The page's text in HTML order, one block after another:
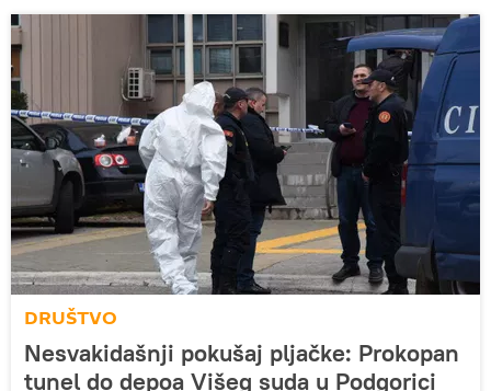
DRUŠTVO
Nesvakidašnji pokušaj pljačke: Prokopan
tunel do depoa Višeg suda u Podgorici